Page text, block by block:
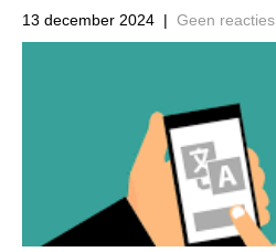
13 december 2024 | Geen reacties